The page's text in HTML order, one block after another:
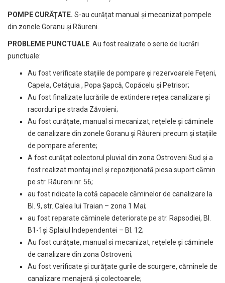
POMPE CURĂŢATE. S-au curățat manual și mecanizat pompele
din zonele Goranu și Râureni.
PROBLEME PUNCTUALE . Au fost realizate o serie de lucrări
punctuale:
Au fost verificate stațiile de pompare și rezervoarele Fețeni,
Capela, Cetățuia , Popa Șapcă, Copăcelu și Petrisor;
Au fost finalizate lucrările de extindere rețea canalizare și
racorduri pe strada Zăvoieni;
Au fost curățate, manual si mecanizat, rețelele și căminele
de canalizare din zonele Goranu și Râureni precum și stațiile
de pompare aferente;
A fost curățat colectorul pluvial din zona Ostroveni Sud și a
fost realizat montaj inel și repoziționată piesa suport cămin
pe str. Râureni nr. 56;
au fost ridicate la cotă capacele căminelor de canalizare la
Bl. 9, str. Calea lui Traian – zona 1 Mai;
au fost reparate căminele deteriorate pe str. Rapsodiei, Bl.
B1-1și Splaiul Independentei – Bl. 12;
Au fost curățate, manual si mecanizat, rețelele și căminele
de canalizare din zona Ostroveni;
Au fost verificate și curățate gurile de scurgere, căminele de
canalizare menajeră și colectoarele;